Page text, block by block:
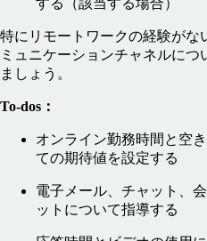
特にリモートワークの経験がな
ミュニケーションチャネルにつ
ましょう。
To-dos：
オンライン勤務時間と空
ての期待値を設定する
電子メール、チャット、
ットについて指導する